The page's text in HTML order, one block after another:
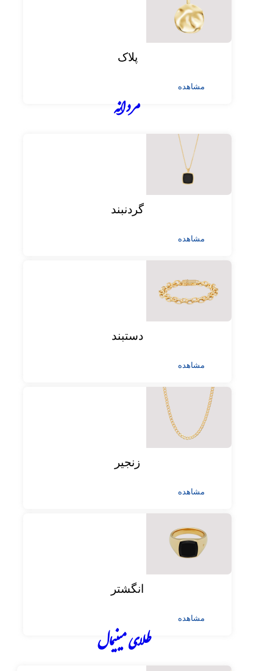
پلاک
مشاهده
مردانه
گردنبند
مشاهده
دستبند
مشاهده
زنجیر
مشاهده
انگشتر
مشاهده
طلای مینیمال